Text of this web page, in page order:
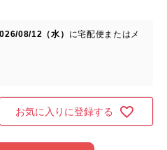
08/12（水） に宅配便またはメ
お気に入りに登録する